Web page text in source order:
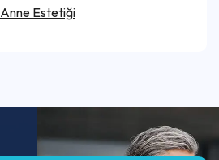
Anne Estetiği